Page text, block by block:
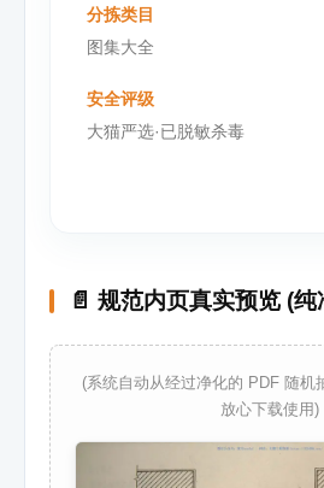
分拣类目
图集大全
安全评级
大猫严选·已脱敏杀毒
📄 规范内页真实预览 (纯
(系统自动从经过净化的 PDF 随机
放心下载使用)